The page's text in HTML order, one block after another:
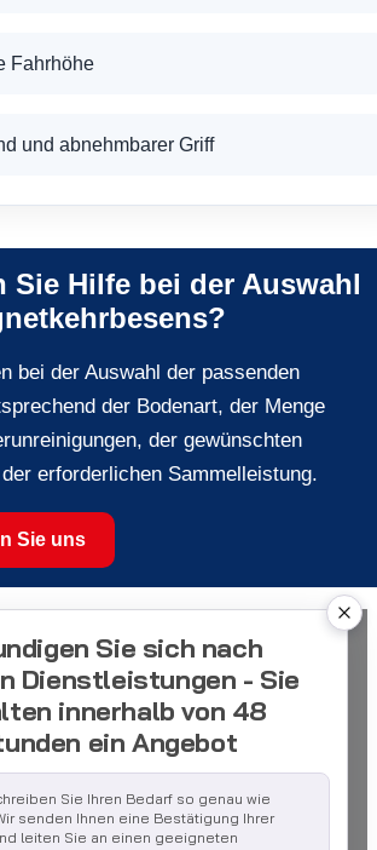
Fahrhöhe
und abnehmbarer Griff
Sie Hilfe bei der Auswahl
bei der Auswahl der passenden
der Bodenart, der Menge
der gewünschten
erforderlichen Sammelleistung.
Sie uns
Sie sich nach
Dienstleistungen - Sie
innerhalb von 48
ein Angebot
Sie Ihren Bedarf so genau wie
senden Ihnen eine Bestätigung Ihrer
leiten Sie an einen geeigneten